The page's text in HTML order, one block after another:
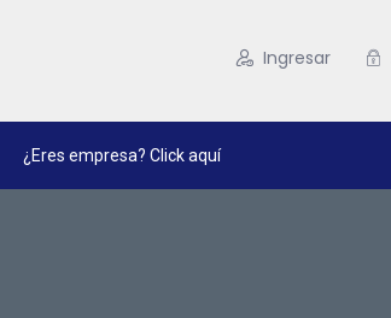
Ingresar
¿Eres empresa? Click aquí